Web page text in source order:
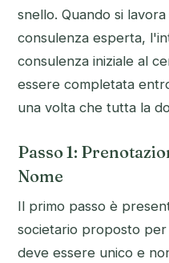
snello. Quando si
consulenza esperta,
consulenza iniziale al
essere completata
una volta che tutta la
Passo 1:
Nome
Il primo passo è
societario proposto
deve essere unico e